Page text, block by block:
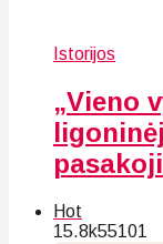
Istorijos
„Vieno
Hot
15.8k55101